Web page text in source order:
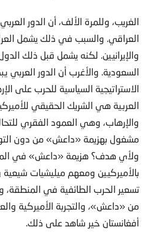
الغريب، وللمرة الألف، أن الدور
العراقي. والسبب في ذلك يشمل
والإيرانيين. لكنه يشمل قبل ذلك
السعودية. والأغرب أن الدور
الاستراتيجية السياسية للحرب على
العربية هي الشريك الحقيقي
والإرهاب، وهي العمود الفقري
مشغول بهزيمة «داعش» من دون
ولأي هدف؟ هزيمة «داعش» في
بالأميركيين ومعهم ميليشيات شيعية
تسعير الحرب الطائفية في
من «داعش»، والتجربة الأميركية
أفغانستان خير شاهد على ذلك.